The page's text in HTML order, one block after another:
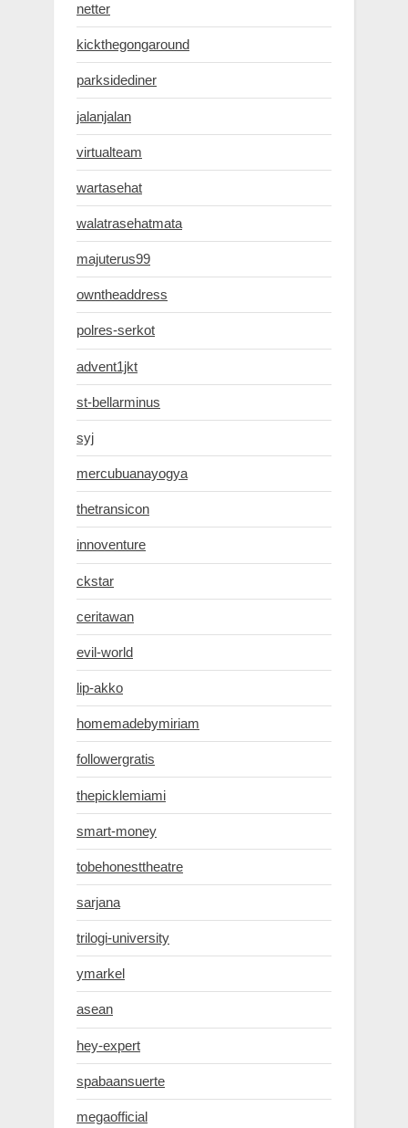
netter
kickthegongaround
parksidediner
jalanjalan
virtualteam
wartasehat
walatrasehatmata
majuterus99
owntheaddress
polres-serkot
advent1jkt
st-bellarminus
syj
mercubuanayogya
thetransicon
innoventure
ckstar
ceritawan
evil-world
lip-akko
homemadebymiriam
followergratis
thepicklemiami
smart-money
tobehonesttheatre
sarjana
trilogi-university
ymarkel
asean
hey-expert
spabaansuerte
megaofficial